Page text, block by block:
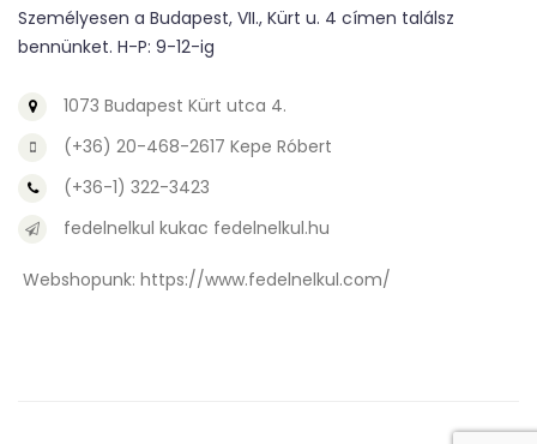
Személyesen a Budapest, VII., Kürt u. 4 címen találsz
bennünket. H-P: 9-12-ig
1073 Budapest Kürt utca 4.
(+36) 20-468-2617 Kepe Róbert
(+36-1) 322-3423
fedelnelkul kukac fedelnelkul.hu
Webshopunk: https://www.fedelnelkul.com/